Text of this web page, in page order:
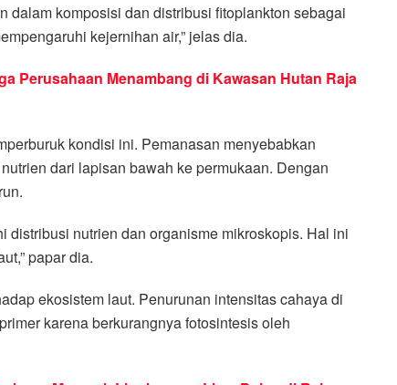
dalam komposisi dan distribusi fitoplankton sebagai
kejernihan air,” jelas dia.
Perusahaan Menambang di Kawasan Hutan Raja
kondisi ini. Pemanasan menyebabkan
dari lapisan bawah ke permukaan. Dengan
distribusi nutrien dan organisme mikroskopis. Hal ini
papar dia.
ekosistem laut. Penurunan intensitas cahaya di
karena berkurangnya fotosintesis oleh